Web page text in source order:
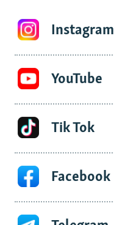
Instagram
YouTube
Tik Tok
Facebook